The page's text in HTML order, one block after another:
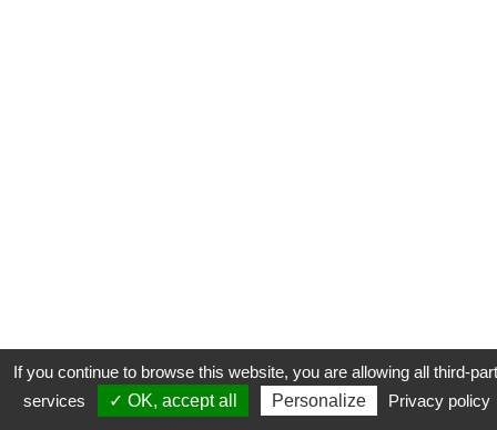
COOKIES MENTIONS LÉGALES PLAN DU SITE
If you continue to browse this website, you are allowing all third-
services
✓ OK, accept all Personalize Privacy policy